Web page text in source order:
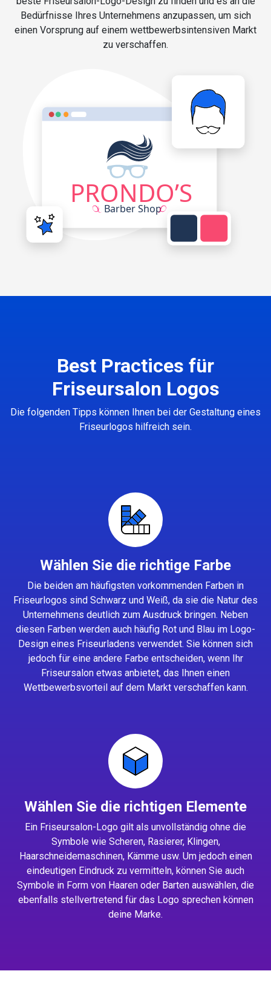
Bedürfnisse Ihres Unternehmens anzupassen, um sich
einen Vorsprung auf einem wettbewerbsintensiven Markt
zu verschaffen.
Best Practices für
Friseursalon Logos
Die folgenden Tipps können Ihnen bei der Gestaltung eines
Friseurlogos hilfreich sein.
Wählen Sie die richtige Farbe
Die beiden am häufigsten vorkommenden Farben in
Friseurlogos sind Schwarz und Weiß, da sie die Natur des
Unternehmens deutlich zum Ausdruck bringen. Neben
diesen Farben werden auch häufig Rot und Blau im Logo-
Design eines Friseurladens verwendet. Sie können sich
jedoch für eine andere Farbe entscheiden, wenn Ihr
Friseursalon etwas anbietet, das Ihnen einen
Wettbewerbsvorteil auf dem Markt verschaffen kann.
Wählen Sie die richtigen Elemente
Ein Friseursalon-Logo gilt als unvollständig ohne die
Symbole wie Scheren, Rasierer, Klingen,
Haarschneidemaschinen, Kämme usw. Um jedoch einen
eindeutigen Eindruck zu vermitteln, können Sie auch
Symbole in Form von Haaren oder Barten auswählen, die
ebenfalls stellvertretend für das Logo sprechen können
deine Marke.